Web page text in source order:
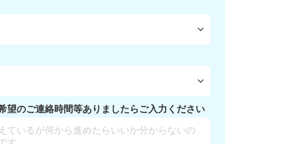
望のご連絡時間等ありましたらご入力ください